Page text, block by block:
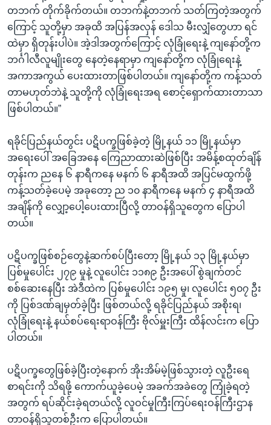
တဘက် တိုက်ခိုက်တယ်။ တဘက်နဲ့တဘက် သတ်ကြတဲ့အတွက်
ကြောင့် သူတို့မှာ အခုထိ အပြန်အလှန် ဒေါသ မီးလျှံတွေဟာ ရင်
ထဲမှာ ရှိတုန်းပါပဲ။ အဲ့ဒါအတွက်ကြောင့် လုံခြုံရေးနဲ့ ကျနော်တို့က
ဘင်္ဂါလီလူမျိုးတွေ နေတဲ့နေရာမှာ ကျနော်တို့က လုံခြုံရေးနဲ့
အကာအကွယ် ပေးထားတာဖြစ်ပါတယ်။ ကျနော်တို့က ကန့်သတ်
တာမဟုတ်ဘဲနဲ့ သူတို့ကို လုံခြုံရေးအရ စောင့်ရှောက်ထားတာသာ
ဖြစ်ပါတယ်။”
ရခိုင်ပြည်နယ်တွင်း ပဋိပက္ခဖြစ်ခဲ့တဲ့ မြို့နယ် ၁၁ မြို့နယ်မှာ
အရေးပေါ် အခြေအနေ ကြေညာထားဆဲဖြစ်ပြီး အမိန့်စထုတ်ချိန်
တုန်းက ညနေ ၆ နာရီကနေ မနက် ၆ နာရီအထိ အပြင်မထွက်ဖို့
ကန့်သတ်ခဲ့ပေမဲ့ အခုတော့ ည ၁၀ နာရီကနေ မနက် ၄ နာရီအထိ
အချိန်ကို လျှော့ပေါ့ပေးထားပြီလို့ တာဝန်ရှိသူတွေက ပြောပါ
တယ်။
ပဋိပက္ခဖြစ်စဉ်တွေနဲ့ဆက်စပ်ပြီးတော့ မြို့နယ် ၁၃ မြို့နယ်မှာ
ပြစ်မှုပေါင်း ၂၇၉ မှုနဲ့ လူပေါင်း ၁၁၈၉ ဦးအပေါ် စွဲချက်တင်
စစ်ဆေးနေပြီး အဲဒီထဲက ပြစ်မှုပေါင်း ၁၉၅ မှု၊ လူပေါင်း ၅၀၇ ဦး
ကို ပြစ်ဒဏ်ချမှတ်ခဲ့ပြီး ဖြစ်တယ်လို့ ရခိုင်ပြည်နယ် အစိုးရ၊
လုံခြုံရေးနဲ့ နယ်စပ်ရေးရာဝန်ကြီး ဗိုလ်မှူးကြီး ထိန်လင်းက ပြော
ပါတယ်။
ပဋိပက္ခတွေဖြစ်ခဲ့ပြီးတဲ့နောက် အိုးအိမ်မဲ့ဖြစ်သွားတဲ့ လူဦးရေ
စာရင်းကို သိရဖို့ ကောက်ယူခဲ့ပေမဲ့ အခက်အခဲတွေ ကြုံခဲ့ရတဲ့
အတွက် ရပ်ဆိုင်းခဲ့ရတယ်လို့ လူဝင်မှုကြီးကြပ်ရေးဝန်ကြီးဌာန
တာဝန်ရှိသူတစ်ဦးက ပြောပါတယ်။